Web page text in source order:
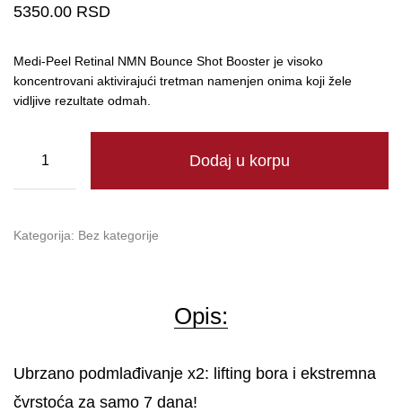
5350.00 RSD
Medi-Peel Retinal NMN Bounce Shot Booster je visoko
koncentrovani aktivirajući tretman namenjen onima koji žele
vidljive rezultate odmah.
Dodaj u korpu
Kategorija: Bez kategorije
Opis:
Ubrzano podmlađivanje x2: lifting bora i ekstremna
čvrstoća za samo 7 dana!